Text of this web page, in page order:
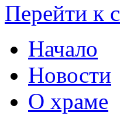
Перейти к
Начало
Новости
О храме